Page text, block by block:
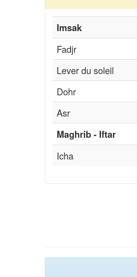
Imsak
Fadjr
Lever du soleil
Dohr
Asr
Maghrib - Iftar
Icha